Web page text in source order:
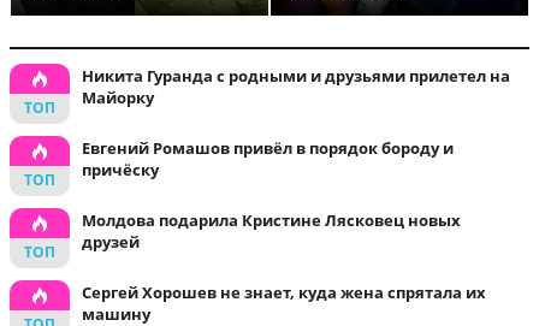
Никита Гуранда с родными и друзьями прилетел на
Майорку
Евгений Ромашов привёл в порядок бороду и
причёску
Молдова подарила Кристине Лясковец новых
друзей
Сергей Хорошев не знает, куда жена спрятала их
машину